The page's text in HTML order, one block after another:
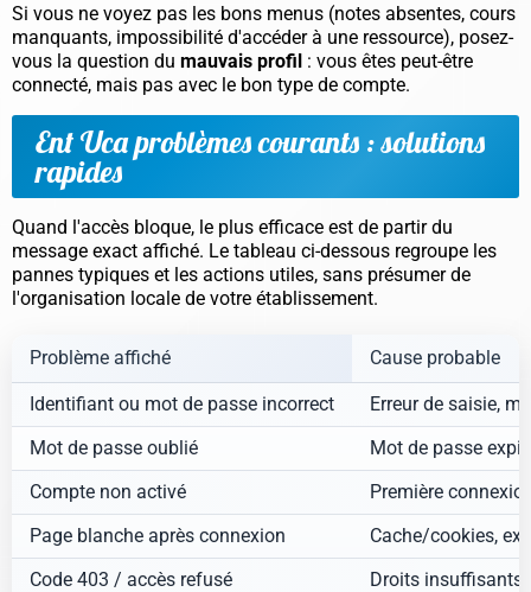
Si vous ne voyez pas les bons menus (notes absentes, cours
manquants, impossibilité d'accéder à une ressource), posez-
vous la question du mauvais profil : vous êtes peut-être
connecté, mais pas avec le bon type de compte.
Ent Uca problèmes courants : solutions
rapides
Quand l'accès bloque, le plus efficace est de partir du
message exact affiché. Le tableau ci-dessous regroupe les
pannes typiques et les actions utiles, sans présumer de
l'organisation locale de votre établissement.
Problème affiché Cause probable
Identifiant ou mot de passe incorrect
Erreur de saisie,
Mot de passe oublié
Mot de passe
Compte non activé
Première
Page blanche après connexion
Cache/cookies,
Code 403 / accès refusé
Droits